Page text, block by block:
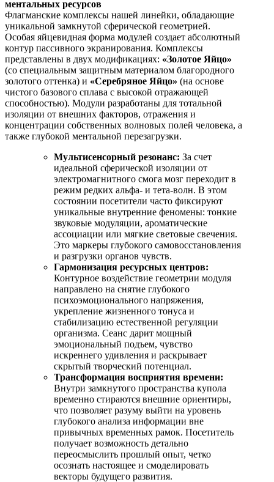
ментальных ресурсов
Флагманские комплексы нашей линейки, обладающие
уникальной замкнутой сферической геометрией.
Особая яйцевидная форма модулей создает абсолютный
контур пассивного экранирования. Комплексы
представлены в двух модификациях: «Золотое Яйцо»
(со специальным защитным материалом благородного
золотого оттенка) и «Серебряное Яйцо» (на основе
чистого базового сплава с высокой отражающей
способностью). Модули разработаны для тотальной
изоляции от внешних факторов, отражения и
концентрации собственных волновых полей человека, а
также глубокой ментальной перезагрузки.
Мультисенсорный резонанс: За счет
идеальной сферической изоляции от
электромагнитного смога мозг переходит в
режим редких альфа- и тета-волн. В этом
состоянии посетители часто фиксируют
уникальные внутренние феномены: тонкие
звуковые модуляции, ароматические
ассоциации или мягкие световые свечения.
Это маркеры глубокого самовосстановления
и разгрузки органов чувств.
Гармонизация ресурсных центров:
Контурное воздействие геометрии модуля
направлено на снятие глубокого
психоэмоционального напряжения,
укрепление жизненного тонуса и
стабилизацию естественной регуляции
организма. Сеанс дарит мощный
эмоциональный подъем, чувство
искреннего удивления и раскрывает
скрытый творческий потенциал.
Трансформация восприятия времени:
Внутри замкнутого пространства купола
временно стираются внешние ориентиры,
что позволяет разуму выйти на уровень
глубокого анализа информации вне
привычных временных рамок. Посетитель
получает возможность детально
переосмыслить прошлый опыт, четко
осознать настоящее и смоделировать
векторы будущего развития.